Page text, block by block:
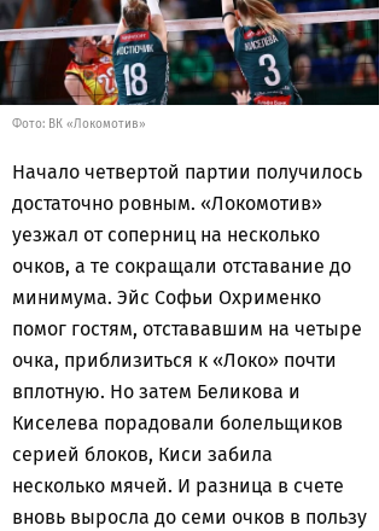
Фото: ВК «Локомотив»
Начало четвертой партии получилось
достаточно ровным. «Локомотив»
уезжал от соперниц на несколько
очков, а те сокращали отставание до
минимума. Эйс Софьи Охрименко
помог гостям, отстававшим на четыре
очка, приблизиться к «Локо» почти
вплотную. Но затем Беликова и
Киселева порадовали болельщиков
серией блоков, Киси забила
несколько мячей. И разница в счете
вновь выросла до семи очков в пользу